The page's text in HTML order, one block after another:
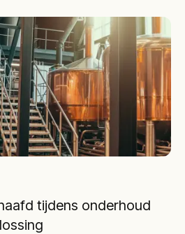
tijdens onderhoud